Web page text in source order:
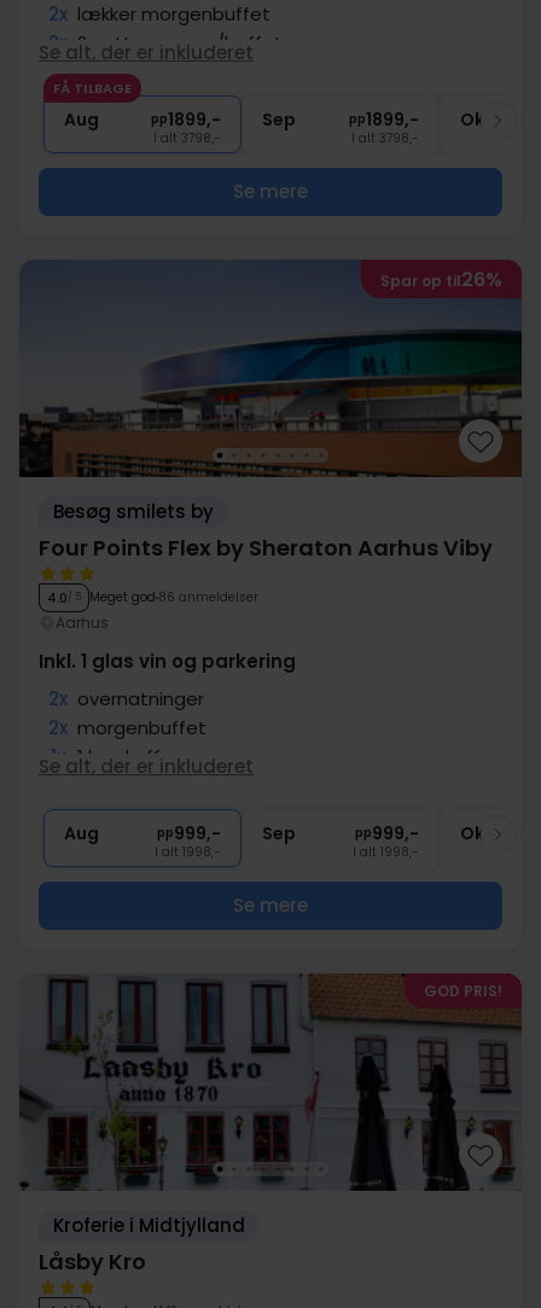
2x lækker morgenbuffet
2x 2-retters menu/buffet
2x kaffe to go
∞ Central beliggenhed
Se alt, der er inkluderet
FÅ TILBAGE
Aug pp1899,-
I alt 3798,-
Sep pp1899,-
I alt 3798,-
Okt
Se mere
Spar op til26%
Besøg smilets by
Four Points Flex by Sheraton Aarhus Viby
4.0/ 5 Meget god 86 anmeldelser
Aarhus
Inkl. 1 glas vin og parkering
2x overnatninger
2x morgenbuffet
1x 1 kop kaffe
∞ Gratis parkering
Se alt, der er inkluderet
Aug pp999,-
I alt 1998,-
Sep pp999,-
I alt 1998,-
Okt
Se mere
GOD PRIS!
Kroferie i Midtjylland
Låsby Kro